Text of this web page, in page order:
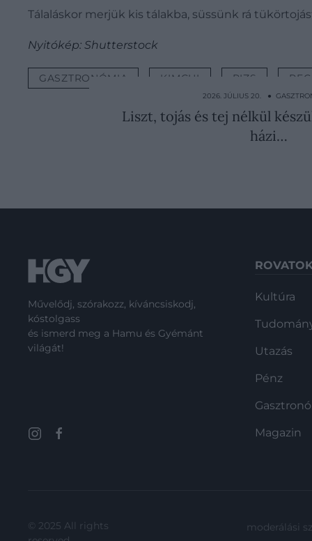
Tálaláskor merjük kis tálakba, süssünk rá
Nyitókép: Shutterstock
GASZTRONÓMIA KIMCHI RIZS
2026. JÚLIUS 20. ●
Liszt, tojás és tej nélkül
házi…
Művelődj, szórakozz, kíváncsiskodj,
kóstolgass
és ismerd meg a Hamu és Gyémánt
világát!
Kultúra
Utazás
Pénz
Magazin
© 2025 All rights
moderálási